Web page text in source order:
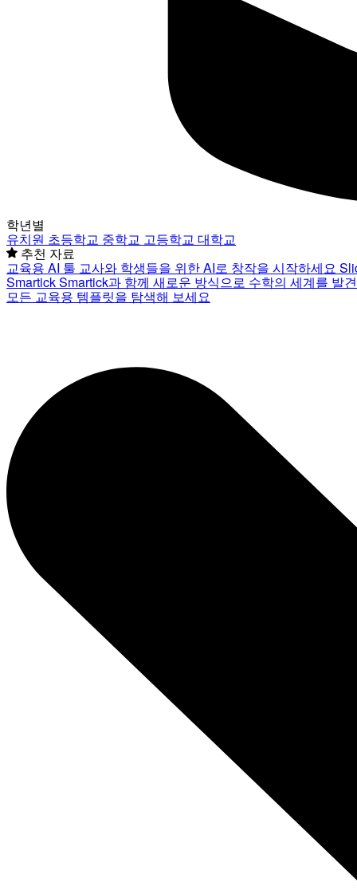
학년별
유치원 초등학교 중학교 고등학교 대학교
추천 자료
교육용 AI 툴 교사와 학생들을 위한 AI로 창작을 시작하세요
SmartickSmartick과 함께 새로운 방식으로 수학의 세계를 발
모든 교육용 템플릿을 탐색해 보세요